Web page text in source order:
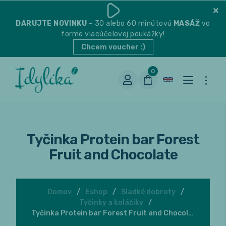
DARUJTE NOVINKU – 30 alebo 60 minútovú MASÁŽ vo
forme viacúčelovej poukážky!
Chcem voucher :)
Vhodná na espresso
0
Tyčinka Protein bar Forest
Fruit and Chocolate
Domov Eshop
Sladké dobroty
Tyčinky a koláčiky
Tyčinka Protein bar Forest Fruit and Chocolate